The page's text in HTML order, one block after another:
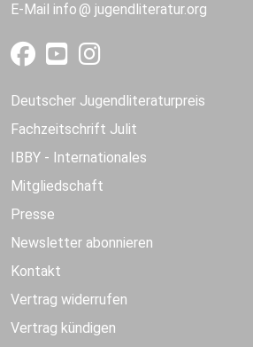
E-Mail info jugendliteratur.org
Deutscher Jugendliteraturpreis
Fachzeitschrift Julit
IBBY - Internationales
Mitgliedschaft
Presse
Newsletter abonnieren
Kontakt
Vertrag widerrufen
Vertrag kündigen